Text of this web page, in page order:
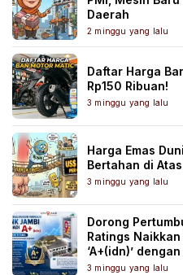
Daerah
2 minggu yang lalu
Daftar Harga
Rp150 Ribuan!
3 minggu yang lalu
Harga Emas
Bertahan di
3 minggu yang lalu
Dorong
Ratings
‘A+(idn)’
3 minggu yang lalu